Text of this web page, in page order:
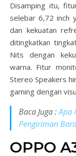
Disamping itu,
selebar 6,72 inch
dan kekuatan
ditingkatkan
Nits dengan
warna. Fitur
Stereo Speakers
gaming dengan
Baca Juga :Apa
Pengiriman
OPPO